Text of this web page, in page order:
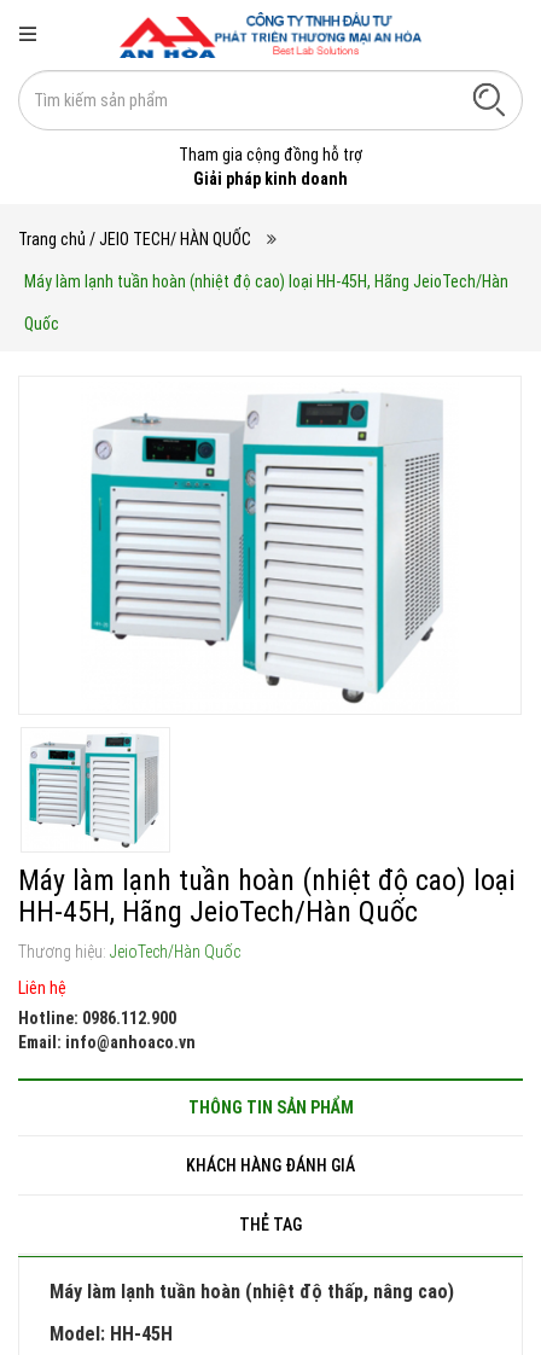
Tham gia cộng đồng hỗ trợ
Giải pháp kinh doanh
Trang chủ / JEIO TECH/ HÀN QUỐC
Máy làm lạnh tuần hoàn (nhiệt độ cao) loại HH-45H, Hãng JeioTech/Hàn
Quốc
Máy làm lạnh tuần hoàn (nhiệt độ cao) loại
HH-45H, Hãng JeioTech/Hàn Quốc
Thương hiệu: JeioTech/Hàn Quốc
Liên hệ
Hotline: 0986.112.900
Email: info@anhoaco.vn
THÔNG TIN SẢN PHẨM
KHÁCH HÀNG ĐÁNH GIÁ
THẺ TAG
Máy làm lạnh tuần hoàn (nhiệt độ thấp, nâng cao)
Model: HH-45H